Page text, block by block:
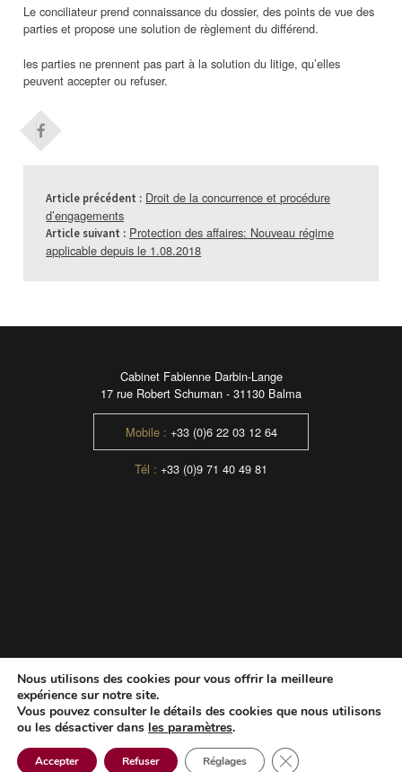
Le conciliateur prend connaissance du dossier, des points de vue des
parties et propose une solution de règlement du différend.
les parties ne prennent pas part à la solution du litige, qu’elles
peuvent accepter ou refuser.
Article précédent : Droit de la concurrence et procédure
d’engagements
Article suivant : Protection des affaires: Nouveau régime
applicable depuis le 1.08.2018
Cabinet Fabienne Darbin-Lange
17 rue Robert Schuman - 31130 Balma
Mobile : +33 (0)6 22 03 12 64
Tél : +33 (0)9 71 40 49 81
MENTIONS LÉGALES-IMPRIMER LA PAGE- © MULTIMED SOLUTIONS
Nous utilisons des cookies pour vous offrir la meilleure
expérience sur notre site.
Vous pouvez consulter le détails des cookies que nous utilisons
ou les désactiver dans les paramètres.
Accepter Refuser Réglages Fermer la bannière